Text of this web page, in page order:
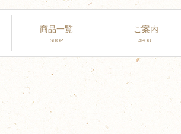
商品一覧 ご案内